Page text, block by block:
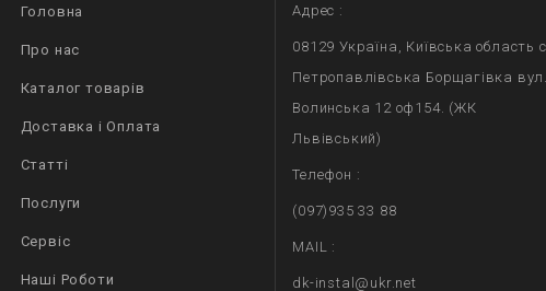
Головна
Про нас
Каталог товарів
Доставка і Оплата
Статті
Послуги
Сервіс
Наші Роботи
Адрес :
08129 Україна, Київська область
Петропавлівська Борщагівка
Волинська 12 оф154. (ЖК
Львівський)
Телефон :
(097)935 33 88
MAIL :
dk-instal@ukr.net